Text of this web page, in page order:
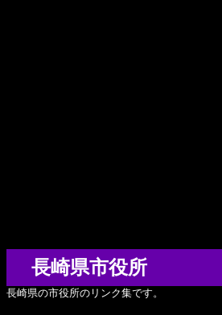
長崎県市役所
長崎県の市役所のリンク集です。